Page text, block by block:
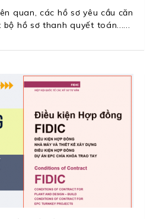
quan, các hồ sơ yêu cầu căn
hồ sơ thanh quyết toán...